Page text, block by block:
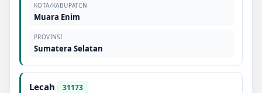
KOTA/KABUPATEN
Muara Enim
PROVINSI
Sumatera Selatan
Lecah 31173